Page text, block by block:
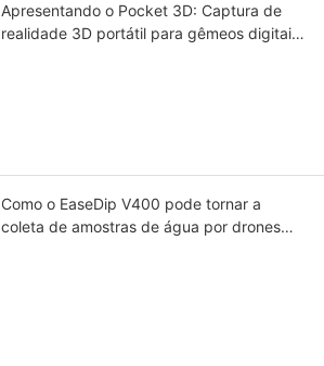
Apresentando o Pocket 3D: Captura de
realidade 3D portátil para gêmeos digitais
Como o EaseDip V400 pode tornar a
coleta de amostras de água por drones